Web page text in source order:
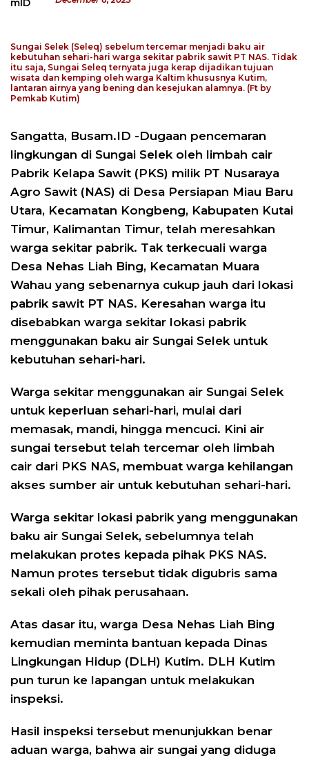
Sungai Selek (Seleq) sebelum tercemar menjadi baku air
kebutuhan sehari-hari warga sekitar pabrik sawit PT NAS. Tidak
itu saja, Sungai Seleq ternyata juga kerap dijadikan tujuan
wisata dan kemping oleh warga Kaltim khususnya Kutim,
lantaran airnya yang bening dan kesejukan alamnya. (Ft by
Pemkab Kutim)
Sangatta, Busam.ID -Dugaan pencemaran
lingkungan di Sungai Selek oleh limbah cair
Pabrik Kelapa Sawit (PKS) milik PT Nusaraya
Agro Sawit (NAS) di Desa Persiapan Miau Baru
Utara, Kecamatan Kongbeng, Kabupaten Kutai
Timur, Kalimantan Timur, telah meresahkan
warga sekitar pabrik. Tak terkecuali warga
Desa Nehas Liah Bing, Kecamatan Muara
Wahau yang sebenarnya cukup jauh dari lokasi
pabrik sawit PT NAS. Keresahan warga itu
disebabkan warga sekitar lokasi pabrik
menggunakan baku air Sungai Selek untuk
kebutuhan sehari-hari.
Warga sekitar menggunakan air Sungai Selek
untuk keperluan sehari-hari, mulai dari
memasak, mandi, hingga mencuci. Kini air
sungai tersebut telah tercemar oleh limbah
cair dari PKS NAS, membuat warga kehilangan
akses sumber air untuk kebutuhan sehari-hari.
Warga sekitar lokasi pabrik yang menggunakan
baku air Sungai Selek, sebelumnya telah
melakukan protes kepada pihak PKS NAS.
Namun protes tersebut tidak digubris sama
sekali oleh pihak perusahaan.
Atas dasar itu, warga Desa Nehas Liah Bing
kemudian meminta bantuan kepada Dinas
Lingkungan Hidup (DLH) Kutim. DLH Kutim
pun turun ke lapangan untuk melakukan
inspeksi.
Hasil inspeksi tersebut menunjukkan benar
aduan warga, bahwa air sungai yang diduga